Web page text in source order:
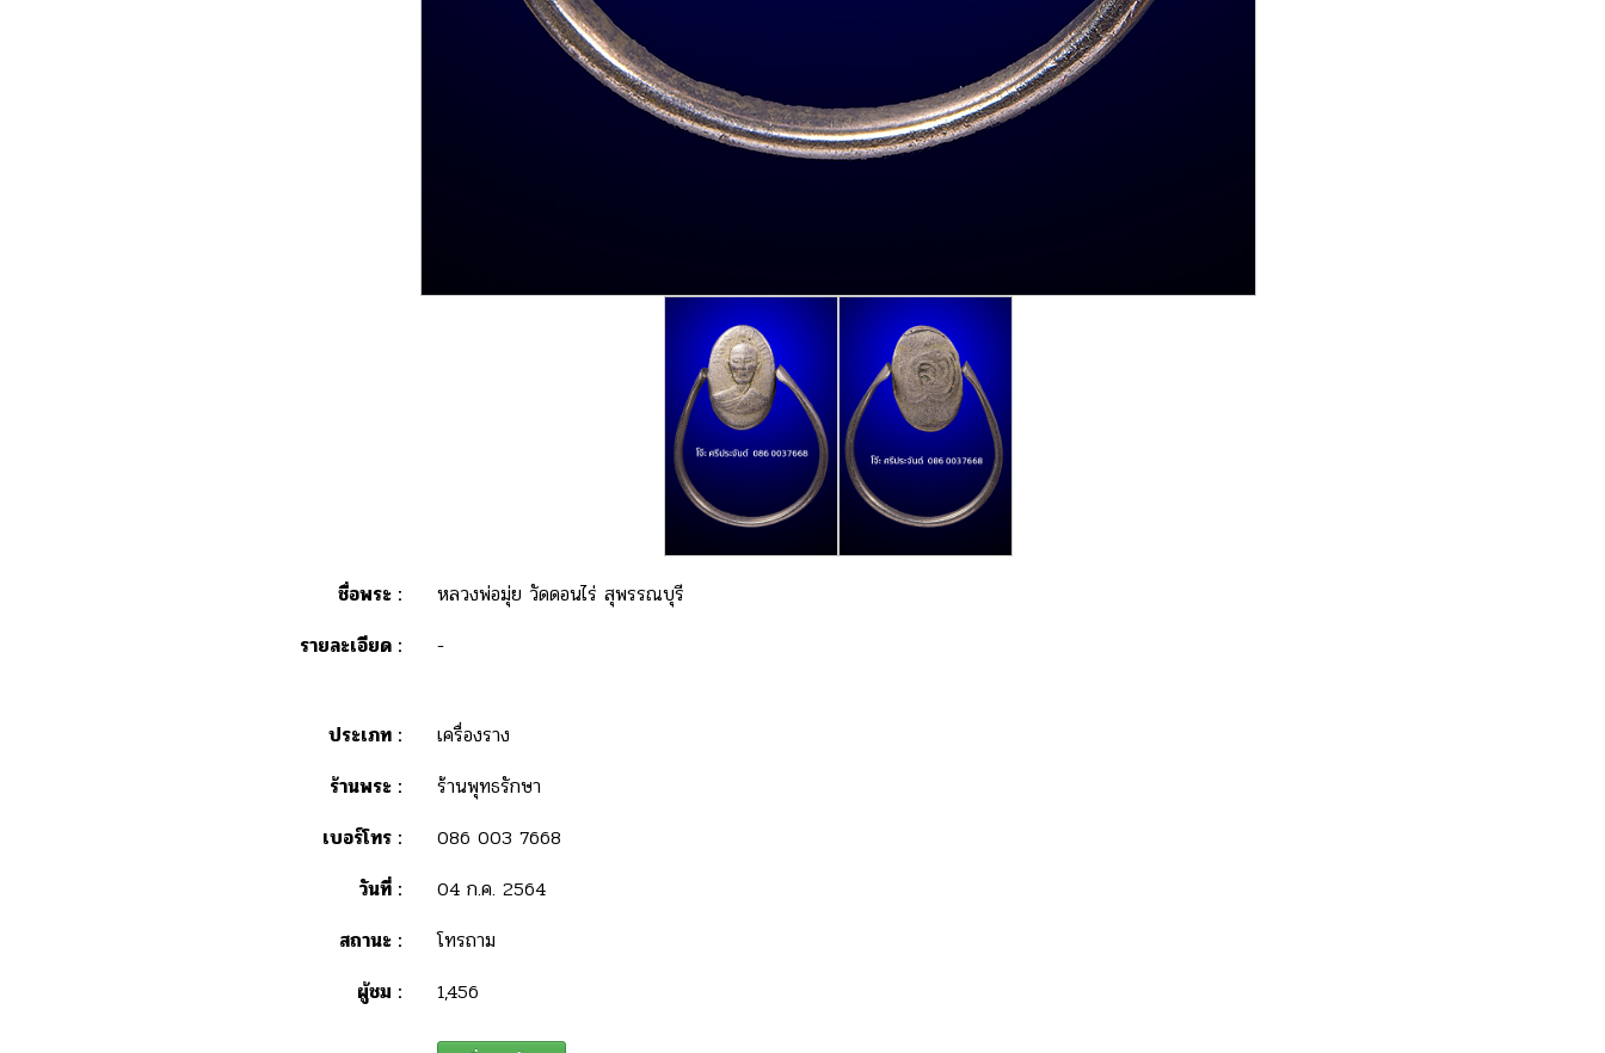
ชื่อพระ :
หลวงพ่อมุ่ย วัดดอนไร่ สุพรรณบุรี
รายละเอียด :
-
ประเภท :
เครื่องราง
ร้านพระ :
ร้านพุทธรักษา
เบอร์โทร :
086 003 7668
วันที่ :
04 ก.ค. 2564
สถานะ :
โทรถาม
ผู้ชม :
1,456